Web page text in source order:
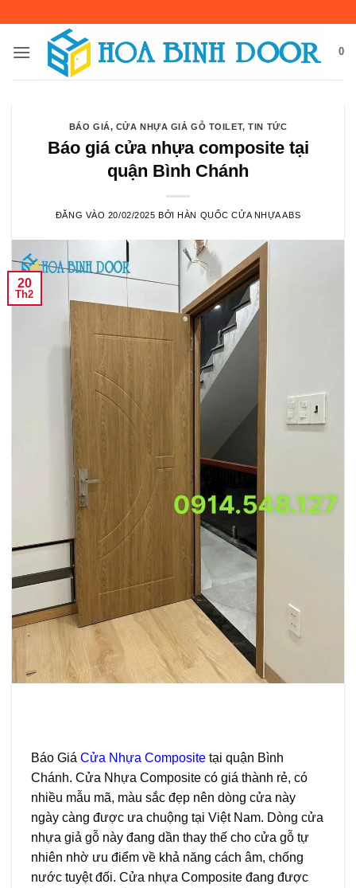
nội
0
BÁO GIÁ, CỬA NHỰA GIẢ GỖ TOILET,TIN TỨC
Báo giá cửa nhựa composite tại
quận Bình Chánh
ĐĂNG VÀO 20/02/2025 BỞIHÀN QUỐC CỬA NHỰA ABS
20
Th2
Báo Giá Cửa Nhựa Composite tại quận Bình
Chánh. Cửa Nhựa Composite có giá thành rẻ, có
nhiều mẫu mã, màu sắc đẹp nên dòng cửa này
ngày càng được ưa chuộng tại Việt Nam. Dòng cửa
nhựa giả gỗ này đang dần thay thế cho cửa gỗ tự
nhiên nhờ ưu điểm về khả năng cách âm, chống
nước tuyệt đối. Cửa nhựa Composite đang được